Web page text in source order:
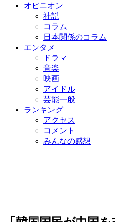
オピニオン
社説
コラム
日本関係のコラム
エンタメ
ドラマ
音楽
映画
アイドル
芸能一般
ランキング
アクセス
コメント
みんなの感想